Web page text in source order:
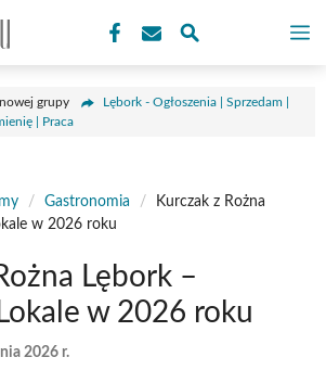
grupy
Lębork - Ogłoszenia | Sprzedam |
| Praca
/ Gastronomia /
Kurczak z Rożna
w 2026 roku
Lębork –
w 2026 roku
2026 r.